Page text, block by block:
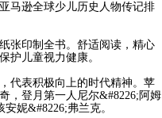
马逊全球少儿历史人物传记排
张印制全书。舒适阅读，精心
护儿童视力健康。
代表积极向上的时代精神。苹
，登月第一人尼尔&#8226;阿姆
妮&#8226;弗兰克。